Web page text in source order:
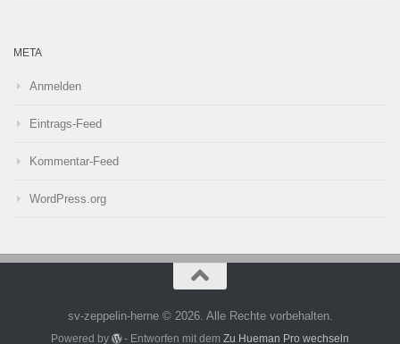
META
Anmelden
Eintrags-Feed
Kommentar-Feed
WordPress.org
sv-zeppelin-herne © 2026. Alle Rechte vorbehalten.
Powered by - Entworfen mit demZu Hueman Pro wechseln